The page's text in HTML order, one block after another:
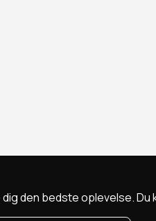
den bedste oplevelse. Du